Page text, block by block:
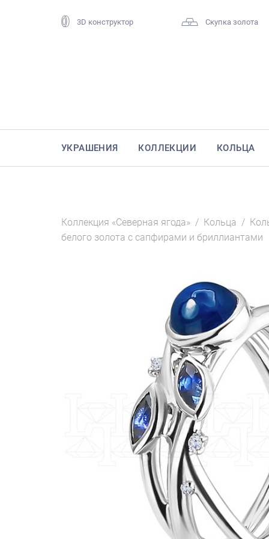
3D конструктор Скупка золота
УКРАШЕНИЯ КОЛЛЕКЦИИ КОЛЬЦА
Коллекция «Северная ягода» / Кольца /
белого золота с сапфирами и бриллиантами